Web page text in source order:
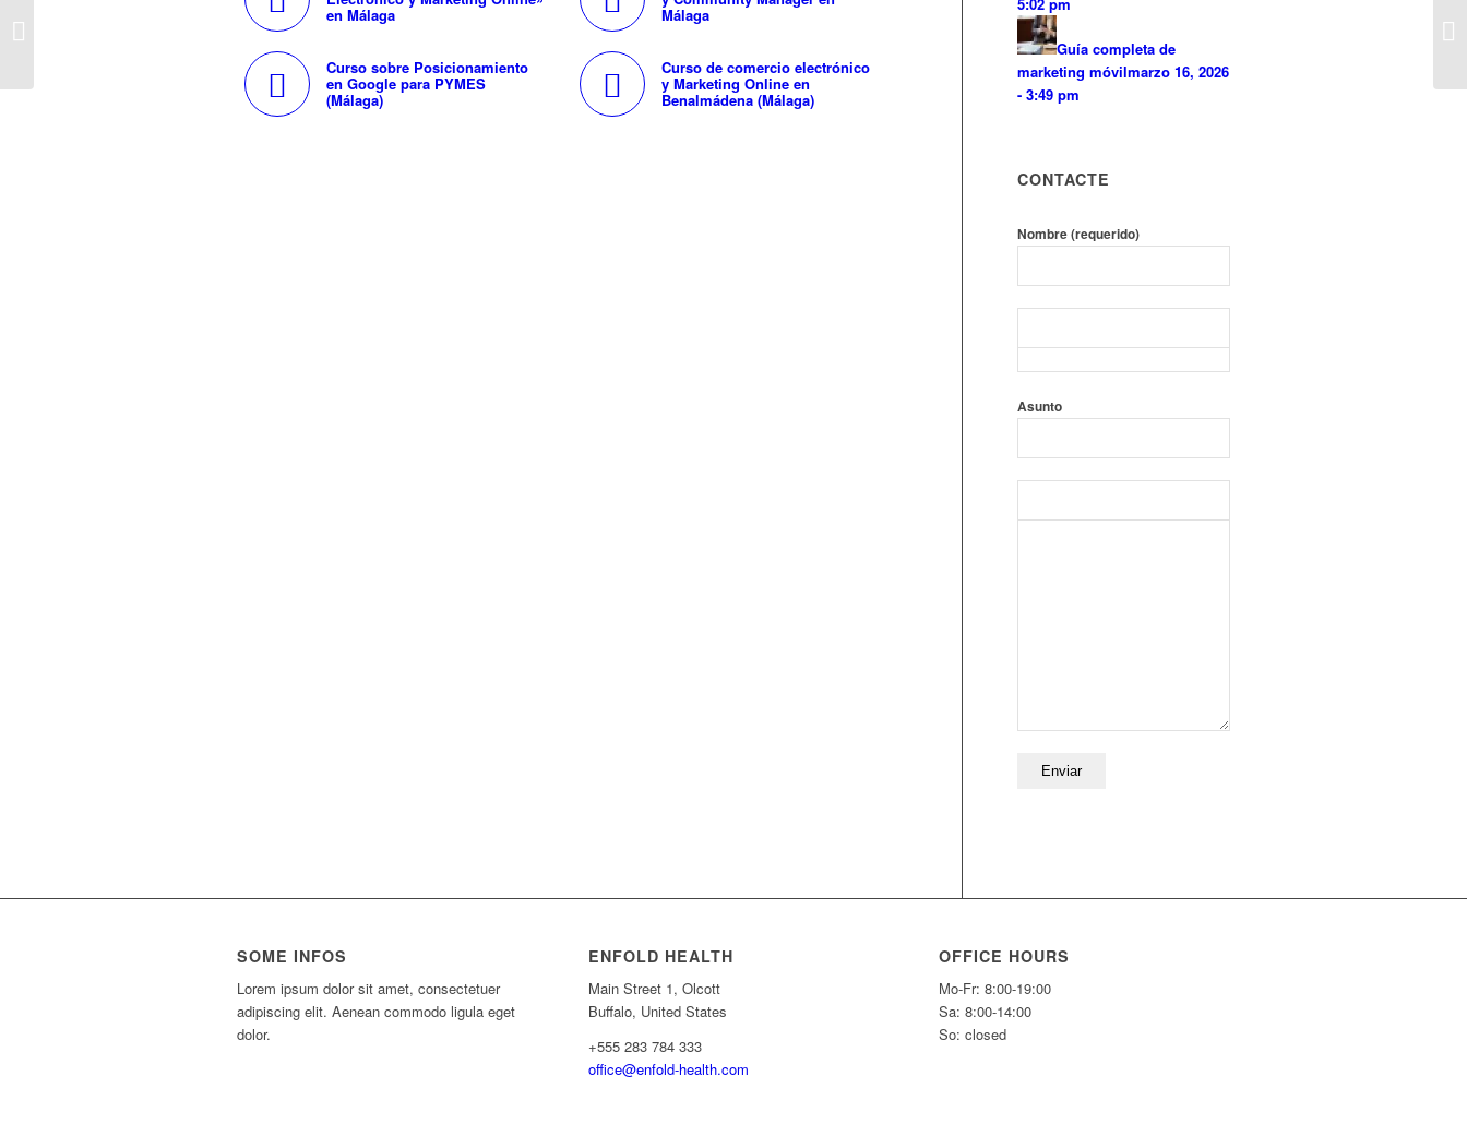
en Málaga Málaga
Curso sobre Posicionamiento
en Google para PYMES
(Málaga)
Curso de comercio electrónico
y Marketing Online en
Benalmádena (Málaga)
Guía completa de
marketing móvilmarzo 16, 2026
- 3:49 pm
CONTACTE
Nombre (requerido)
Asunto
Por favor, deja este campo vacío.
SOME INFOS
Lorem ipsum dolor sit amet, consectetuer
adipiscing elit. Aenean commodo ligula eget
dolor.
ENFOLD HEALTH
Main Street 1, Olcott
Buffalo, United States
+555 283 784 333
office@enfold-health.com
OFFICE HOURS
Mo-Fr: 8:00-19:00
Sa: 8:00-14:00
So: closed
Curso de Posicionamiento Web en